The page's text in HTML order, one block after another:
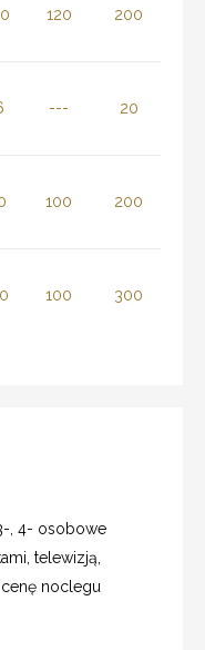
120 200
--- 20
100 200
100 300
, 4- osobowe
telewizją,
noclegu